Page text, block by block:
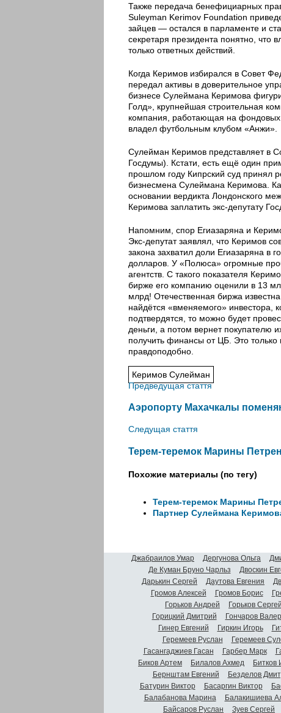
Также передача бенефициарных
Suleyman Kerimov Foundation
зайцев — остался в парламенте и
секретаря президента понятно, что
только ответных действий.
Когда Керимов избирался в Совет
передал активы в доверительное
бизнесе Сулеймана Керимова
Голд», крупнейшая строительная
компания, работающая на фондовых
владел футбольным клубом «Анжи».
Сулейман Керимов представляет в
Госдумы). Кстати, есть ещё один
прошлом году Кипрский суд принял
бизнесмена Сулеймана Керимова.
основании вердикта Лондонского
Керимова заплатить экс-депутату
Напомним, спор Егиазаряна и
Экс-депутат заявлял, что Керимов
закона захватил доли Егиазаряна
долларов. У «Полюса» огромные
агентств. С такого показателя
бирже его компанию оценили в 13
млрд! Отечественная биржа
найдётся «вменяемого» инвестора,
подтвердятся, то можно будет
деньги, а потом вернет покупателю
получить финансы от ЦБ. Это
правдоподобно.
Керимов Сулейман
Предведущая стаття
Аэропорту Махачкалы
Следущая стаття
Терем-теремок Марины
Похожие материалы (по тегу)
Терем-теремок Марины
Партнер Сулеймана
Джабраилов Умар Дергунова Ольга
Де Куман Бруно Чарльз
Двоскин
Дарькин Сергей
Даутова Евгения
Громов Алексей
Громов Борис
Горьков Андрей
Горьков Сергей
Горицкий Дмитрий
Гончаров
Гинер Евгений
Гиркин Игорь
Геремеев Руслан
Геремеев
Гасангаджиев Гасан
Гарбер Марк
Биков Артем
Билалов Ахмед Битков
Бернштам Евгений
Безделов
Батурин Виктор
Басаргин Виктор
Балабанова Марина
Балакишиева
Байсаров Руслан
Зуев Сергей